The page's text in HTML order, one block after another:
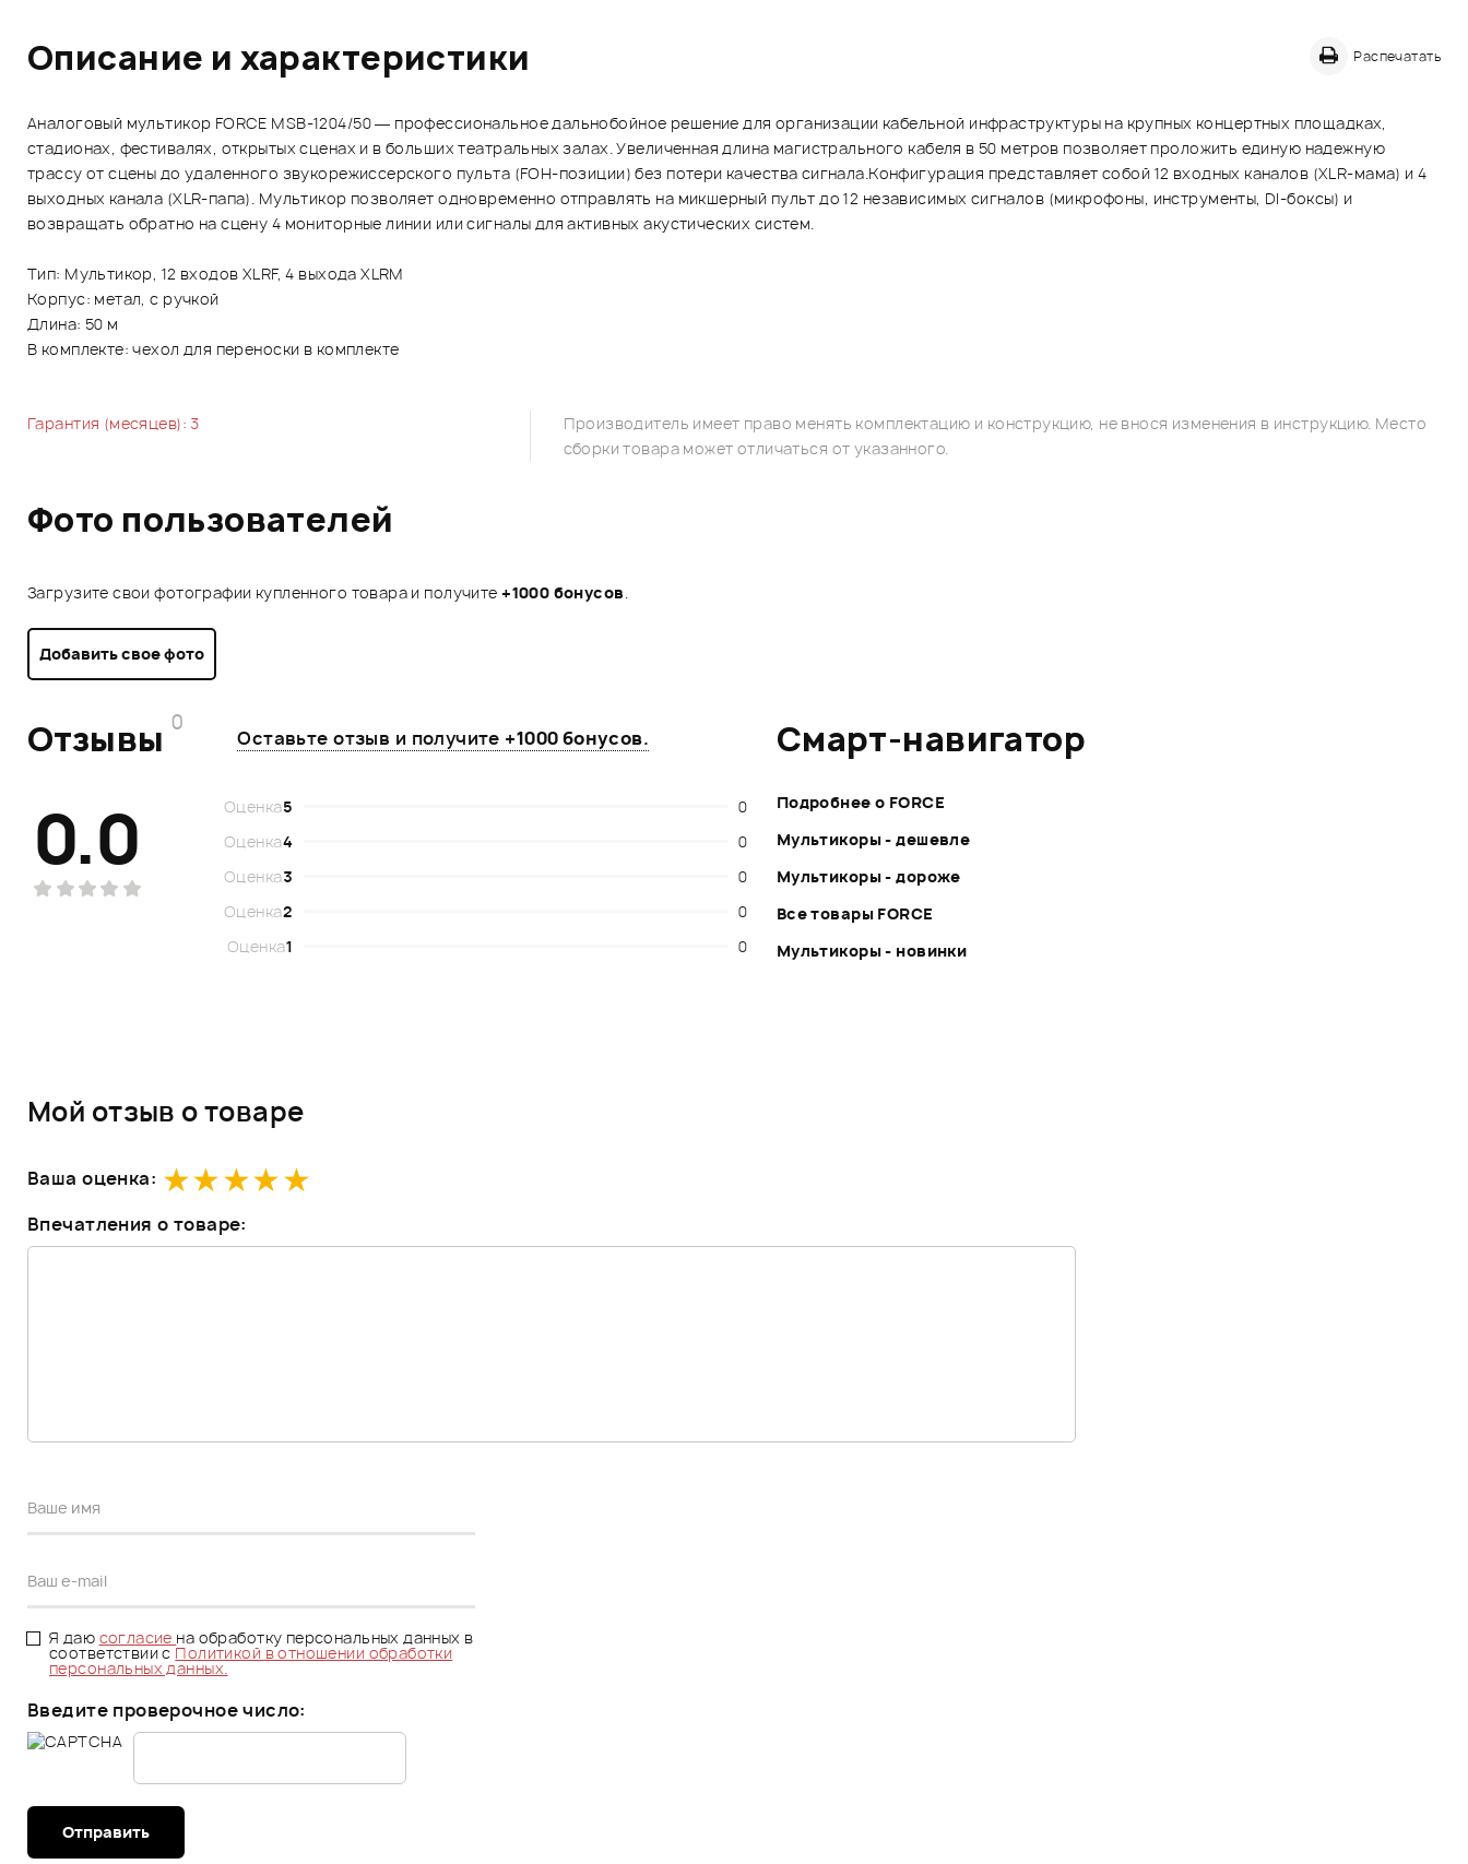
Описание и характеристики Распечатать
Аналоговый мультикор FORCE MSB-1204/50 — профессиональное дальнобойное решение для организации кабельной инфраструктуры на крупных концертных площадках,
стадионах, фестивалях, открытых сценах и в больших театральных залах. Увеличенная длина магистрального кабеля в 50 метров позволяет проложить единую надежную
трассу от сцены до удаленного звукорежиссерского пульта (FOH-позиции) без потери качества сигнала.Конфигурация представляет собой 12 входных каналов (XLR-мама) и 4
выходных канала (XLR-папа). Мультикор позволяет одновременно отправлять на микшерный пульт до 12 независимых сигналов (микрофоны, инструменты, DI-боксы) и
возвращать обратно на сцену 4 мониторные линии или сигналы для активных акустических систем.
Тип: Мультикор, 12 входов XLRF, 4 выхода XLRM
Корпус: метал, с ручкой
Длина: 50 м
В комплекте: чехол для переноски в комплекте
Гарантия (месяцев): 3
Производитель имеет право менять комплектацию и конструкцию, не внося изменения в инструкцию. Место
сборки товара может отличаться от указанного.
Фото пользователей
Загрузите свои фотографии купленного товара и получите+1000 бонусов.
Добавить свое фото
Отзывы 0
Оставьте отзыв и получите +1000 бонусов.
0.0 Оценка5
0
Оценка4
0
Оценка3
0
Оценка2
0
Оценка1 0
Смарт-навигатор
Подробнее о FORCE
Мультикоры - дешевле
Мультикоры - дороже
Все товары FORCE
Мультикоры - новинки
Мой отзыв о товаре
Ваша оценка:
Впечатления о товаре:
Я даю согласие на обработку персональных данных в
соответствии сПолитикой в отношении обработки
персональных данных.
Введите проверочное число:
Отправить